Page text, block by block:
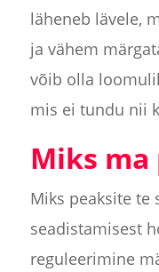
läheneb lävele,
ja vähem
võib olla
mis ei tundu nii
Miks ma
Miks peaksite te
seadistamisest
reguleerimine